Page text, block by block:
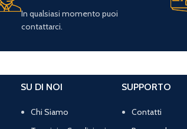
In qualsiasi momento puoi
contattarci.
SU DI NOI
Chi Siamo
SUPPORTO
Contatti